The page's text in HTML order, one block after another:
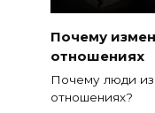
Почему
отношениях
Почему люди
отношениях?